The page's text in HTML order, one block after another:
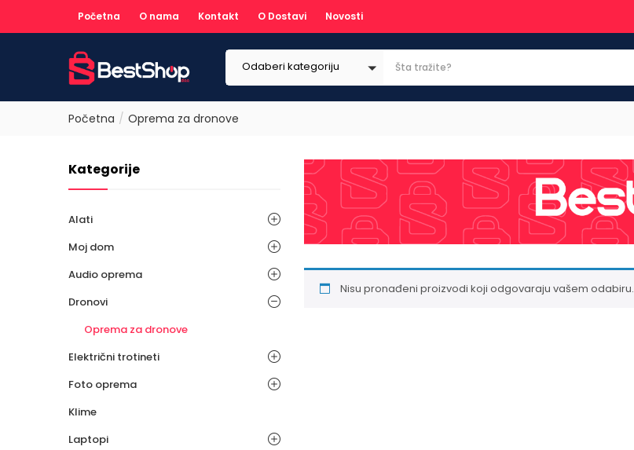
Početna O nama Kontakt O Dostavi Novosti
Odaberi kategoriju
Početna Oprema za dronove
Nisu pronađeni proizvodi koji odgovaraju vašem odabiru.
Kategorije
Alati
Moj dom
Audio oprema
Dronovi
Oprema za dronove
Električni trotineti
Foto oprema
Klime
Laptopi